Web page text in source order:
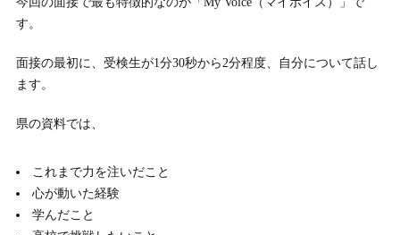
す。
面接の最初に、受検生が1分30秒から2分程度、自分について話し
ます。
県の資料では、
これまで力を注いだこと
心が動いた経験
学んだこと